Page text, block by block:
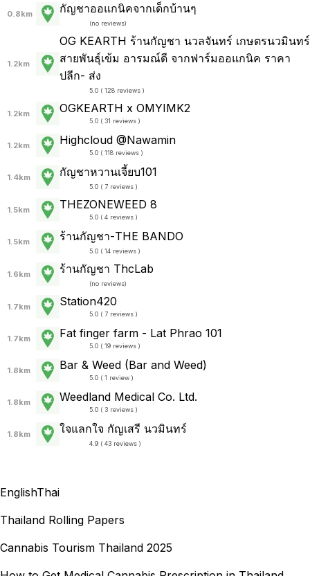
0.8km กัญชาออแกนิคจากเด็กบ้านๆ
(no reviews)
1.2km
OG KEARTH ร้านกัญชา นวลจันทร์ เกษตรนวมินทร์
สายพันธ์ุเข้ม อารมณ์ดี จากฟาร์มออแกนิค ราคา
ปลีก- ส่ง
5.0 ( 128 reviews )
1.2km OGKEARTH x OMYIMK2
5.0 ( 31 reviews )
1.2km Highcloud @Nawamin
5.0 ( 118 reviews )
1.4km กัญชาหวานเจี้ยบ101
5.0 ( 7 reviews )
1.5km THEZONEWEED 8
5.0 ( 4 reviews )
1.5km ร้านกัญชา-THE BANDO
5.0 ( 14 reviews )
1.6km ร้านกัญชา ThcLab
(no reviews)
1.7km Station420
5.0 ( 7 reviews )
1.7km Fat finger farm - Lat Phrao 101
5.0 ( 19 reviews )
1.8km Bar & Weed (Bar and Weed)
5.0 ( 1 review )
1.8km Weedland Medical Co. Ltd.
5.0 ( 3 reviews )
1.8km ใจแลกใจ กัญเสรี นวมินทร์
4.9 ( 43 reviews )
EnglishThai
Thailand Rolling Papers
Cannabis Tourism Thailand 2025